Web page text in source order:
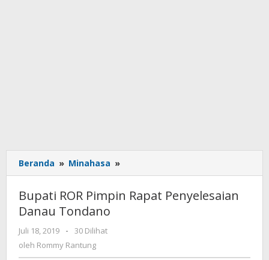
Beranda » Minahasa »
ROR
Rapat
Bupati ROR Pimpin Rapat Penyelesaian
Danau Tondano
Juli 18, 2019
oleh
Rommy
Rantung
-
30 Dilihat
oleh Rommy Rantung